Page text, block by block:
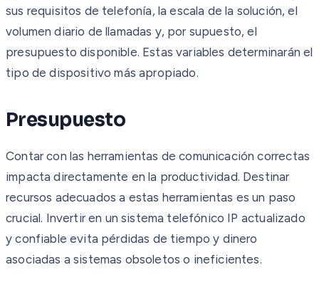
sus requisitos de telefonía, la escala de la solución, el
volumen diario de llamadas y, por supuesto, el
presupuesto disponible. Estas variables determinarán el
tipo de dispositivo más apropiado.
Presupuesto
Contar con las herramientas de comunicación correctas
impacta directamente en la productividad. Destinar
recursos adecuados a estas herramientas es un paso
crucial. Invertir en un sistema telefónico IP actualizado
y confiable evita pérdidas de tiempo y dinero
asociadas a sistemas obsoletos o ineficientes.